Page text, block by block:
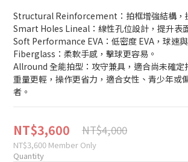
Structural Reinforcement：拍框增強結構，
Smart Holes Lineal：線性孔位設計，提升表
Soft Performance EVA：低密度 EVA，球速
Fiberglass：柔軟手感，擊球更容易。
Allround 全能拍型：攻守兼具，適合尚未確定
重量更輕，操作更省力，適合女性、青少年或
者。
NT$3,600 NT$4,000
NT$3,600 Member Only
Quantity